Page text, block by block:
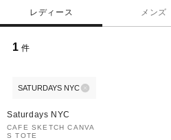
レディース メンズ
1 件
SATURDAYS NYC
Saturdays NYC
CAFE SKETCH CANVA
S TOTE